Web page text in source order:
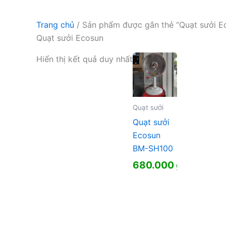
Trang chủ / Sản phẩm được gắn thẻ “Quạt sưởi
Quạt sưởi Ecosun
Hiển thị kết quả duy nhất
Quạt sưởi
Quạt sưởi
Ecosun
BM-SH100
680.000₫